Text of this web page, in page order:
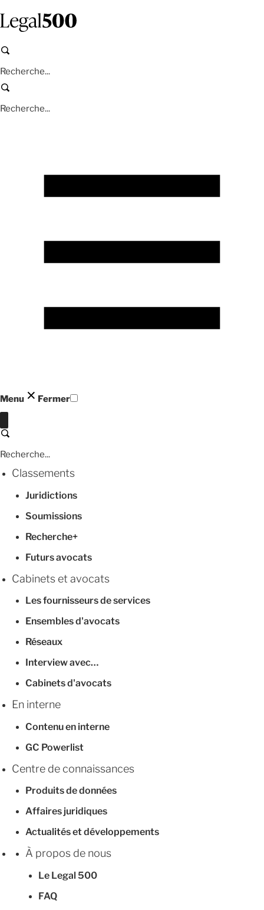
contenu
principal
Recherche
Recherche
Menu Fermer
Recherche
Classements
Juridictions
Soumissions
Recherche+
Futurs avocats
Cabinets et avocats
Les fournisseurs de services
Ensembles d'avocats
Réseaux
Interview avec…
Cabinets d'avocats
En interne
Contenu en interne
GC Powerlist
Centre de connaissances
Produits de données
Affaires juridiques
Actualités et développements
À propos de nous
Le Legal 500
FAQ